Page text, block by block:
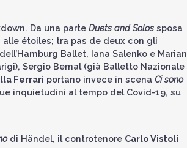
Da una parte Duets and Solos sposa
alle étoiles; tra pas de deux con gli
Ballet, Iana Salenko e Marian
Sergio Bernal (già Balletto Nazionale
Ferrari portano invece in scena Ci sono
inquietudini al tempo del Covid-19, su
di Händel, il controtenore Carlo Vistoli